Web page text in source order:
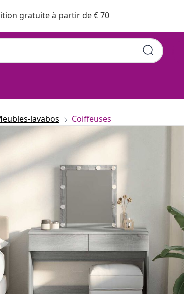
gratuite à partir de € 70
lavabos Coiffeuses